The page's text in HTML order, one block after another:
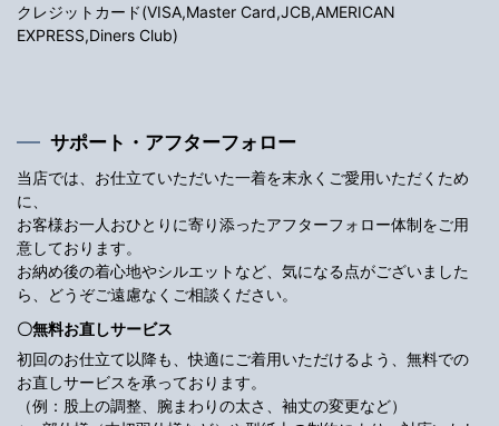
クレジットカード(VISA,Master Card,JCB,AMERICAN
EXPRESS,Diners Club)
サポート・アフターフォロー
当店では、お仕立ていただいた一着を末永くご愛用いただくため
に、
お客様お一人おひとりに寄り添ったアフターフォロー体制をご用
意しております。
お納め後の着心地やシルエットなど、気になる点がございました
ら、どうぞご遠慮なくご相談ください。
〇無料お直しサービス
初回のお仕立て以降も、快適にご着用いただけるよう、無料での
お直しサービスを承っております。
（例：股上の調整、腕まわりの太さ、袖丈の変更など）